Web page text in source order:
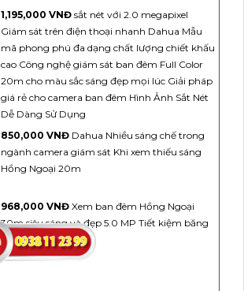
1,195,000 VNĐ sắt nét với 2.0 megapixel
Giám sát trên điện thoại nhanh Dahua Mẫu
mã phong phú đa dạng chất lượng chiết khấu
cao Công nghệ giám sát ban đêm Full Color
20m cho màu sắc sáng đẹp mọi lúc Giải pháp
giá rẻ cho camera ban đêm Hình Ảnh Sắt Nét
Dễ Dàng Sử Dụng
850,000 VNĐ Dahua Nhiều sáng chế trong
ngành camera giám sát Khi xem thiếu sáng
Hồng Ngoại 20m
968,000 VNĐ Xem ban đêm Hồng Ngoại
30m siêu sáng và đẹp 5.0 MP Tiết kiệm băng
thông hình ảnh